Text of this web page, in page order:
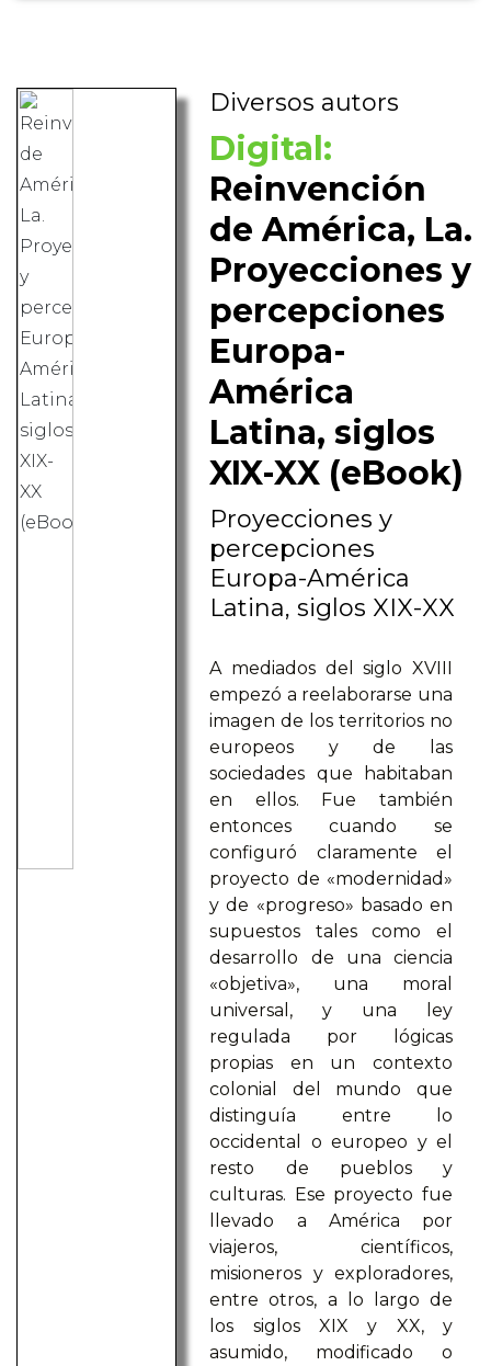
Diversos autors
Digital:
Reinvención
de América, La.
Proyecciones y
percepciones
Europa-
América
Latina, siglos
XIX-XX (eBook)
Proyecciones y
percepciones
Europa-América
Latina, siglos XIX-XX
A mediados del siglo XVIII
empezó a reelaborarse una
imagen de los territorios no
europeos y de las
sociedades que habitaban
en ellos. Fue también
entonces cuando se
configuró claramente el
proyecto de «modernidad»
y de «progreso» basado en
supuestos tales como el
desarrollo de una ciencia
«objetiva», una moral
universal, y una ley
regulada por lógicas
propias en un contexto
colonial del mundo que
distinguía entre lo
occidental o europeo y el
resto de pueblos y
culturas. Ese proyecto fue
llevado a América por
viajeros, científicos,
misioneros y exploradores,
entre otros, a lo largo de
los siglos XIX y XX, y
asumido, modificado o